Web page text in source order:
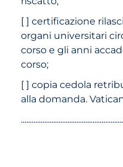
[ ] certificazione
organi universitari
corso e gli anni
corso;
[ ] copia cedola
alla domanda.